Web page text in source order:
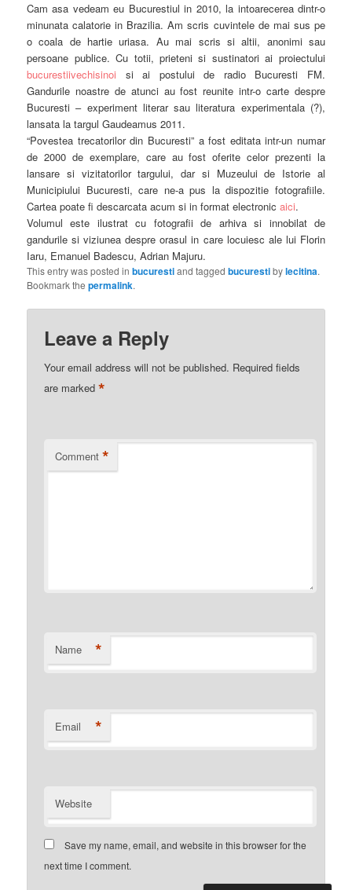
Cam asa vedeam eu Bucurestiul in 2010, la intoarecerea dintr-o
minunata calatorie in Brazilia. Am scris cuvintele de mai sus pe
o coala de hartie uriasa. Au mai scris si altii, anonimi sau
persoane publice. Cu totii, prieteni si sustinatori ai proiectului
bucurestiivechisinoi si ai postului de radio Bucuresti FM.
Gandurile noastre de atunci au fost reunite intr-o carte despre
Bucuresti – experiment literar sau literatura experimentala (?),
lansata la targul Gaudeamus 2011.
“Povestea trecatorilor din Bucuresti” a fost editata intr-un numar
de 2000 de exemplare, care au fost oferite celor prezenti la
lansare si vizitatorilor targului, dar si Muzeului de Istorie al
Municipiului Bucuresti, care ne-a pus la dispozitie fotografiile.
Cartea poate fi descarcata acum si in format electronicaici.
Volumul este ilustrat cu fotografii de arhiva si innobilat de
gandurile si viziunea despre orasul in care locuiesc ale lui Florin
Iaru, Emanuel Badescu, Adrian Majuru.
This entry was posted inbucurestiand taggedbucurestibylecitina.
Bookmark thepermalink.
Leave a Reply
Your email address will not be published. Required fields
are marked*
Comment *
Name *
Email *
Website
Save my name, email, and website in this browser for the
next time I comment.